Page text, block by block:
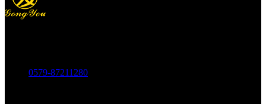
0579-87211280